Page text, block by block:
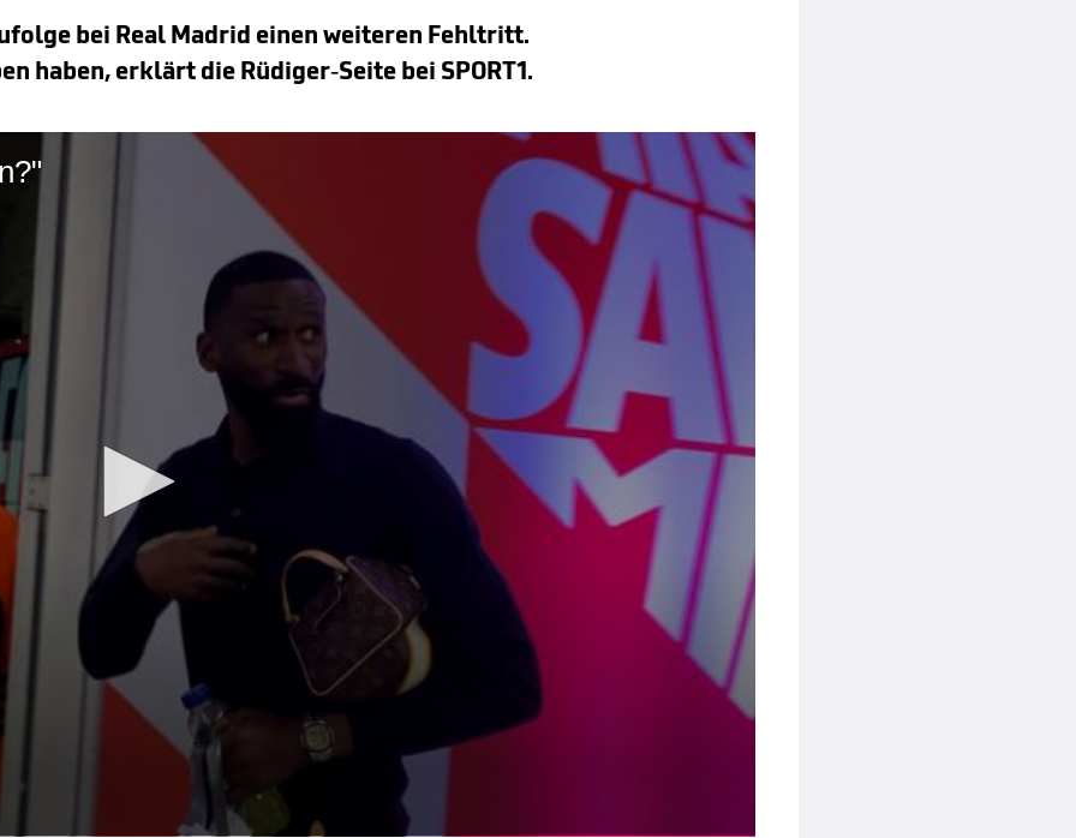
bei Real Madrid einen weiteren Fehltritt.
haben, erklärt die Rüdiger-Seite bei SPORT1.